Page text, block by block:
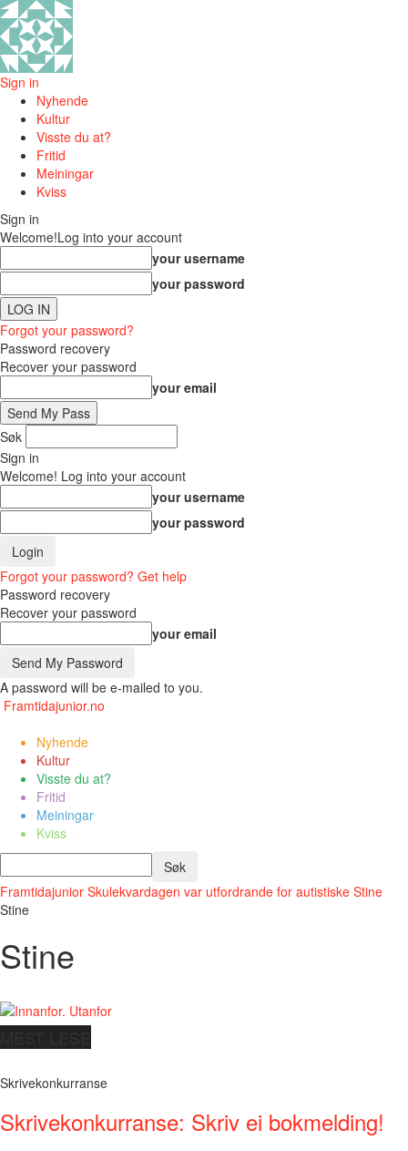
Sign in
Nyhende
Kultur
Visste du at?
Fritid
Meiningar
Kviss
Sign in
Welcome!Log into your account
your username
your password
Forgot your password?
Password recovery
Recover your password
your email
Søk
Sign in
Welcome! Log into your account
your username
your password
Forgot your password? Get help
Password recovery
Recover your password
your email
A password will be e-mailed to you.
Framtidajunior.no
Nyhende
Kultur
Visste du at?
Fritid
Meiningar
Kviss
Framtidajunior Skulekvardagen var utfordrande for autistiske Stine
Stine
Stine
Skrivekonkurranse
Skrivekonkurranse: Skriv ei bokmelding!